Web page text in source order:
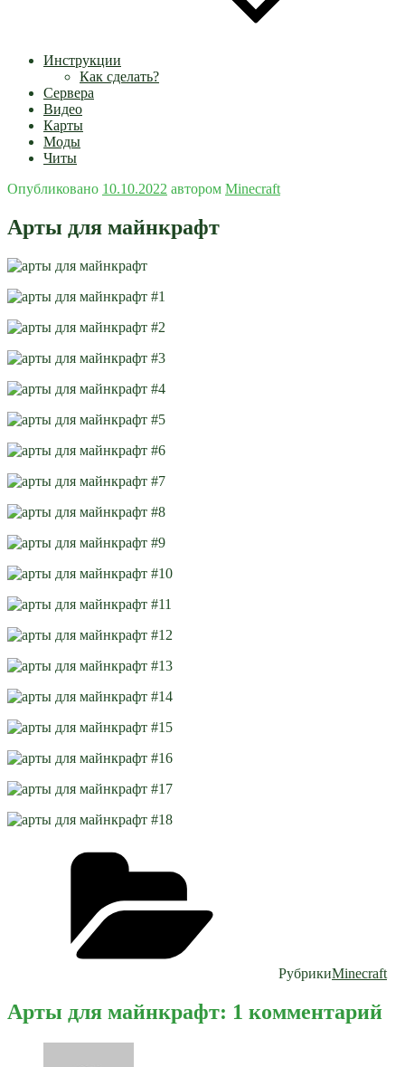
Инструкции
Как сделать?
Сервера
Видео
Карты
Моды
Читы
Опубликовано 10.10.2022 автором Minecraft
Арты для майнкрафт
РубрикиMinecraft
Арты для майнкрафт: 1 комментарий